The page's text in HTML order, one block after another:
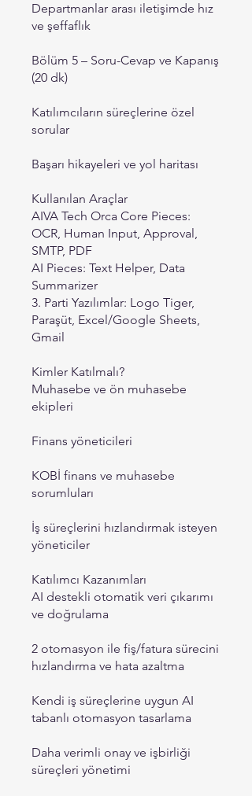
Departmanlar arası iletişimde hız
ve şeffaflık
Bölüm 5 – Soru-Cevap ve Kapanış
(20 dk)
Katılımcıların süreçlerine özel
sorular
Başarı hikayeleri ve yol haritası
Kullanılan Araçlar
AIVA Tech Orca Core Pieces:
OCR, Human Input, Approval,
SMTP, PDF
AI Pieces: Text Helper, Data
Summarizer
3. Parti Yazılımlar: Logo Tiger,
Paraşüt, Excel/Google Sheets,
Gmail
Kimler Katılmalı?
Muhasebe ve ön muhasebe
ekipleri
Finans yöneticileri
KOBİ finans ve muhasebe
sorumluları
İş süreçlerini hızlandırmak isteyen
yöneticiler
Katılımcı Kazanımları
AI destekli otomatik veri çıkarımı
ve doğrulama
2 otomasyon ile fiş/fatura sürecini
hızlandırma ve hata azaltma
Kendi iş süreçlerine uygun AI
tabanlı otomasyon tasarlama
Daha verimli onay ve işbirliği
süreçleri yönetimi